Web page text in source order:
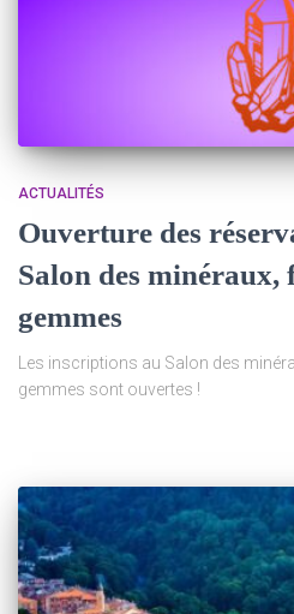
ACTUALITÉS
Ouverture des
Salon des minéraux,
gemmes
Les inscriptions au Salon des
gemmes sont ouvertes !